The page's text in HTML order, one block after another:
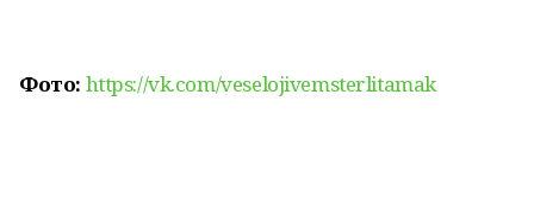
Фото: https://vk.com/veselojivemsterlitamak